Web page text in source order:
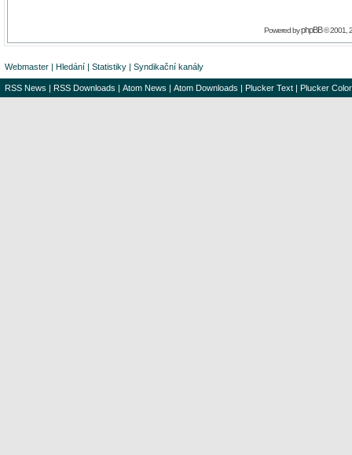
Powered byphpBB© 2001,
Webmaster | Hledání | Statistiky | Syndikační kanály
RSS News | RSS Downloads | Atom News | Atom Downloads | Plucker Text | Plucker Color